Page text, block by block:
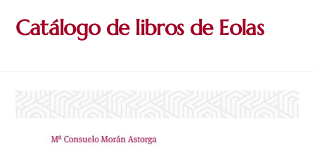
Catálogo de libros de Eolas